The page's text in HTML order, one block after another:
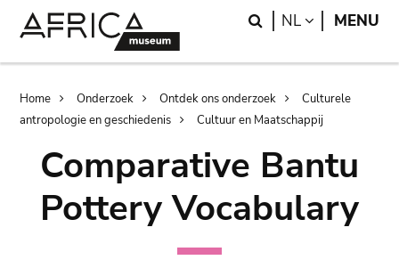
Search
NL LANGUAGE
MENU
Breadcrumb
Home Onderzoek Ontdek ons onderzoek
Culturele
antropologie en geschiedenis
Cultuur en Maatschappij
Comparative Bantu
Pottery Vocabulary